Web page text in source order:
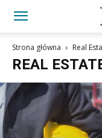
Strona główna Real
REAL